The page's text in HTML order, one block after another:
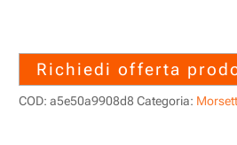
Richiedi offerta
COD: a5e50a9908d8 Categoria: